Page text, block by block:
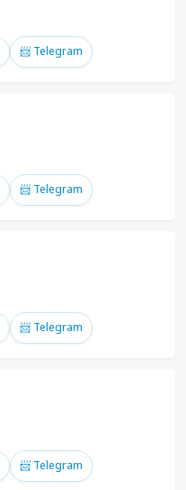
📨 Telegram
📨 Telegram
📨 Telegram
📨 Telegram